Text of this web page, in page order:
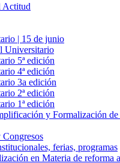
Actitud
| 15 de junio
Universitario
5ª edición
4ª edición
3a edición
2ª edición
1ª edición
y Formalización
ferias, programas
en Materia de reforma